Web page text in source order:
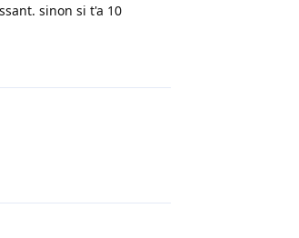
sinon si t'a 10